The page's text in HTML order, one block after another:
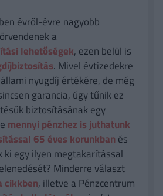
évről-évre nagyobb
a
lehetőségek, ezen belül is
. Mivel évtizedekre
nyugdíj értékére, de még
garancia, úgy tűnik ez
biztosításának egy
mennyi pénzhez is juthatunk
65 éves korunkban és
ki egy ilyen megtakarítással
Minderre választ
cikkben, illetve a Pénzcentrum